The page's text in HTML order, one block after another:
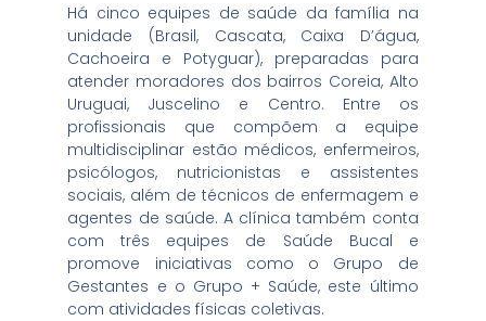
Há cinco equipes de saúde da família na
unidade (Brasil, Cascata, Caixa D’água,
Cachoeira e Potyguar), preparadas para
atender moradores dos bairros Coreia, Alto
Uruguai, Juscelino e Centro. Entre os
profissionais que compõem a equipe
multidisciplinar estão médicos, enfermeiros,
psicólogos, nutricionistas e assistentes
sociais, além de técnicos de enfermagem e
agentes de saúde. A clínica também conta
com três equipes de Saúde Bucal e
promove iniciativas como o Grupo de
Gestantes e o Grupo + Saúde, este último
com atividades físicas coletivas.